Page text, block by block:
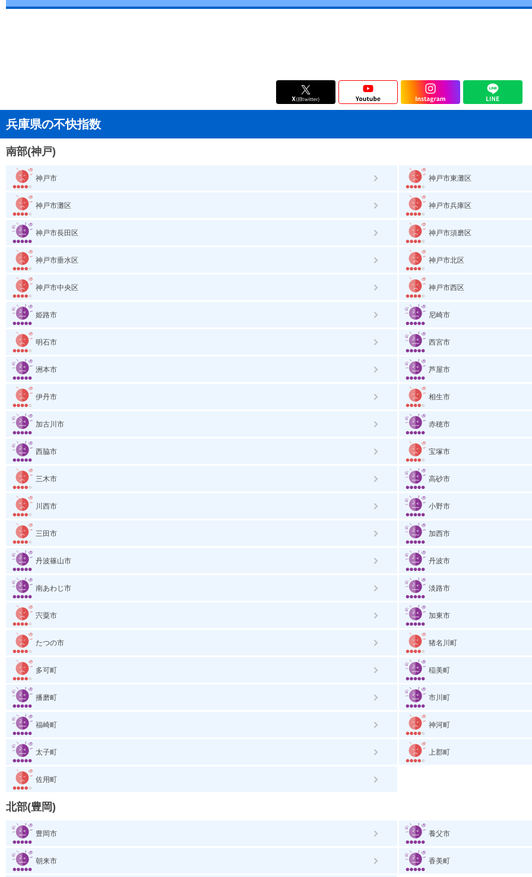
兵庫県の不快指数
南部(神戸)
神戸市 神戸市東灘区
神戸市灘区 神戸市兵庫区
神戸市長田区 神戸市須磨区
神戸市垂水区 神戸市北区
神戸市中央区 神戸市西区
姫路市 尼崎市
明石市 西宮市
洲本市 芦屋市
伊丹市 相生市
加古川市 赤穂市
西脇市 宝塚市
三木市 高砂市
川西市 小野市
三田市 加西市
丹波篠山市 丹波市
南あわじ市 淡路市
宍粟市 加東市
たつの市 猪名川町
多可町 稲美町
播磨町 市川町
福崎町 神河町
太子町 上郡町
佐用町
北部(豊岡)
豊岡市 養父市
朝来市 香美町